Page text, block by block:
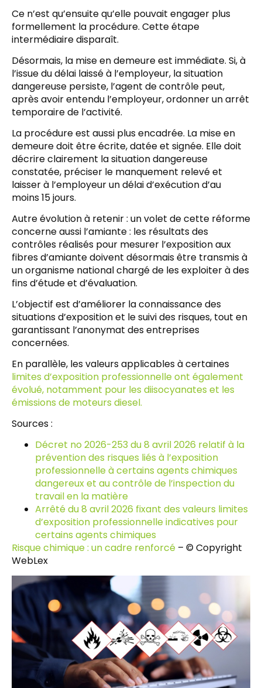
Ce n’est qu’ensuite qu’elle pouvait engager plus
formellement la procédure. Cette étape
intermédiaire disparaît.
Désormais, la mise en demeure est immédiate. Si, à
l’issue du délai laissé à l’employeur, la situation
dangereuse persiste, l’agent de contrôle peut,
après avoir entendu l’employeur, ordonner un arrêt
temporaire de l’activité.
La procédure est aussi plus encadrée. La mise en
demeure doit être écrite, datée et signée. Elle doit
décrire clairement la situation dangereuse
constatée, préciser le manquement relevé et
laisser à l’employeur un délai d’exécution d’au
moins 15 jours.
Autre évolution à retenir : un volet de cette réforme
concerne aussi l’amiante : les résultats des
contrôles réalisés pour mesurer l’exposition aux
fibres d’amiante doivent désormais être transmis à
un organisme national chargé de les exploiter à des
fins d’étude et d’évaluation.
L’objectif est d’améliorer la connaissance des
situations d’exposition et le suivi des risques, tout en
garantissant l’anonymat des entreprises
concernées.
En parallèle, les valeurs applicables à certaines
limites d’exposition professionnelle ont également
évolué, notamment pour les diisocyanates et les
émissions de moteurs diesel.
Sources :
Décret no 2026-253 du 8 avril 2026 relatif à la
prévention des risques liés à l’exposition
professionnelle à certains agents chimiques
dangereux et au contrôle de l’inspection du
travail en la matière
Arrêté du 8 avril 2026 fixant des valeurs limites
d’exposition professionnelle indicatives pour
certains agents chimiques
Risque chimique : un cadre renforcé – © Copyright
WebLex